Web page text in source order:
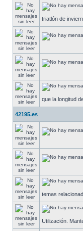
triatlón de
que la longitud
42195.es
temas
Utilización.